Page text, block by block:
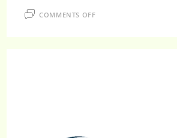
COMMENTS OFFON